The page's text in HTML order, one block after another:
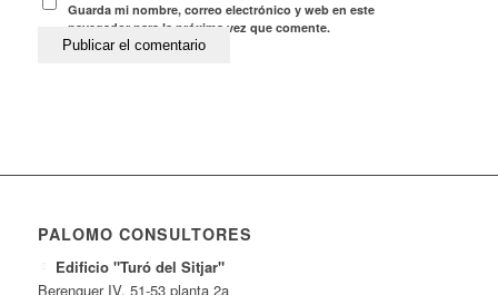
Guarda mi nombre, correo electrónico y web en este
navegador para la próxima vez que comente.
PALOMO CONSULTORES
Edificio "Turó del Sitjar"
Berenguer IV, 51-53 planta 2a